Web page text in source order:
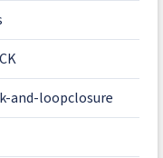
and-loopclosure